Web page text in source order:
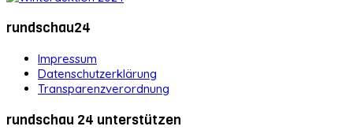
rundschau24
Impressum
Datenschutzerklärung
Transparenzverordnung
rundschau 24 unterstützen